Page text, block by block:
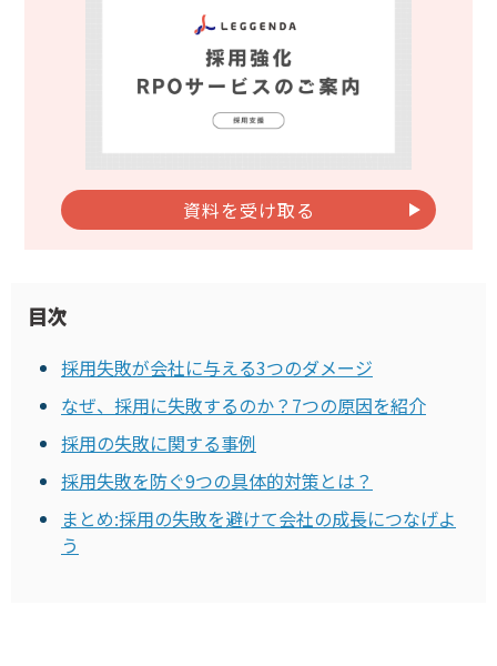
資料を受け取る
目次
採用失敗が会社に与える3つのダメージ
なぜ、採用に失敗するのか？7つの原因を紹介
採用の失敗に関する事例
採用失敗を防ぐ9つの具体的対策とは？
まとめ:採用の失敗を避けて会社の成長につなげよ
う